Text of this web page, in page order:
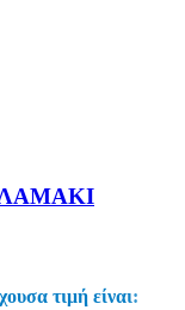
τιμή είναι: